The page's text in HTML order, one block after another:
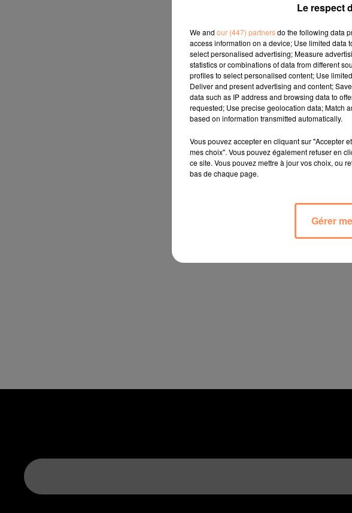
Le respect
We and our (447) partnersdo the following data
access information on a device; Use limited data
select personalised advertising; Measure
statistics or combinations of data from different
profiles to select personalised content; Use
Deliver and present advertising and content;
data such as IP address and browsing data to
requested; Use precise geolocation data; Match
based on information transmitted automatically.
Vous pouvez accepter en cliquant sur "Accepter
mes choix". Vous pouvez également refuser en
ce site. Vous pouvez mettre à jour vos choix, ou
bas de chaque page.
Gérer